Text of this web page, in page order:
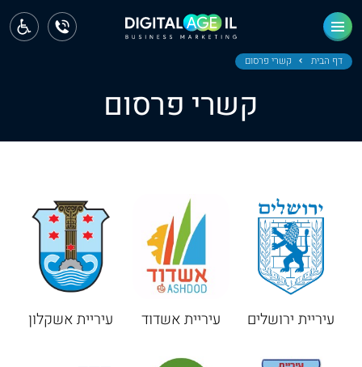
דף הבית קשרי פרסום
קשרי פרסום
עיריית ירושלים עיריית אשדוד עיריית אשקלון
ראשי
מחוז צפון
מחוז דרום
ירושלים
תל אביב